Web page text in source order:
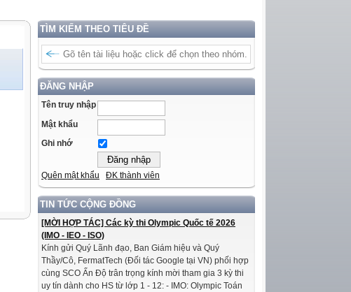
TÌM KIẾM THEO TIÊU ĐỀ
ĐĂNG NHẬP
Tên truy nhập
Mật khẩu
Ghi nhớ
Quên mật khẩu ĐK thành viên
TIN TỨC CỘNG ĐỒNG
[MỜI HỢP TÁC] Các kỳ thi Olympic Quốc tế 2026
(IMO - IEO - ISO)
Kính gửi Quý Lãnh đạo, Ban Giám hiệu và Quý
Thầy/Cô, FermatTech (Đối tác Google tại VN) phối hợp
cùng SCO Ấn Độ trân trọng kính mời tham gia 3 kỳ thi
uy tín dành cho HS từ lớp 1 - 12: - IMO: Olympic Toán